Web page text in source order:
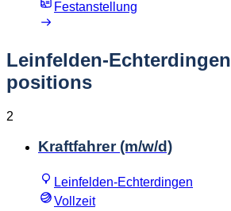
Festanstellung
Leinfelden-Echterdingen
positions
2
Kraftfahrer (m/w/d)
Leinfelden-Echterdingen
Vollzeit